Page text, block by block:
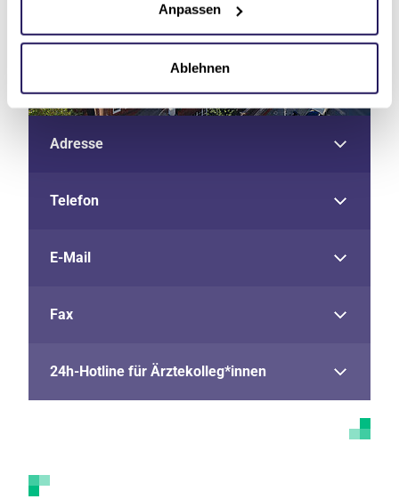
Anpassen
Ablehnen
Adresse
Telefon
E-Mail
Fax
24h-Hotline für Ärztekolleg*innen